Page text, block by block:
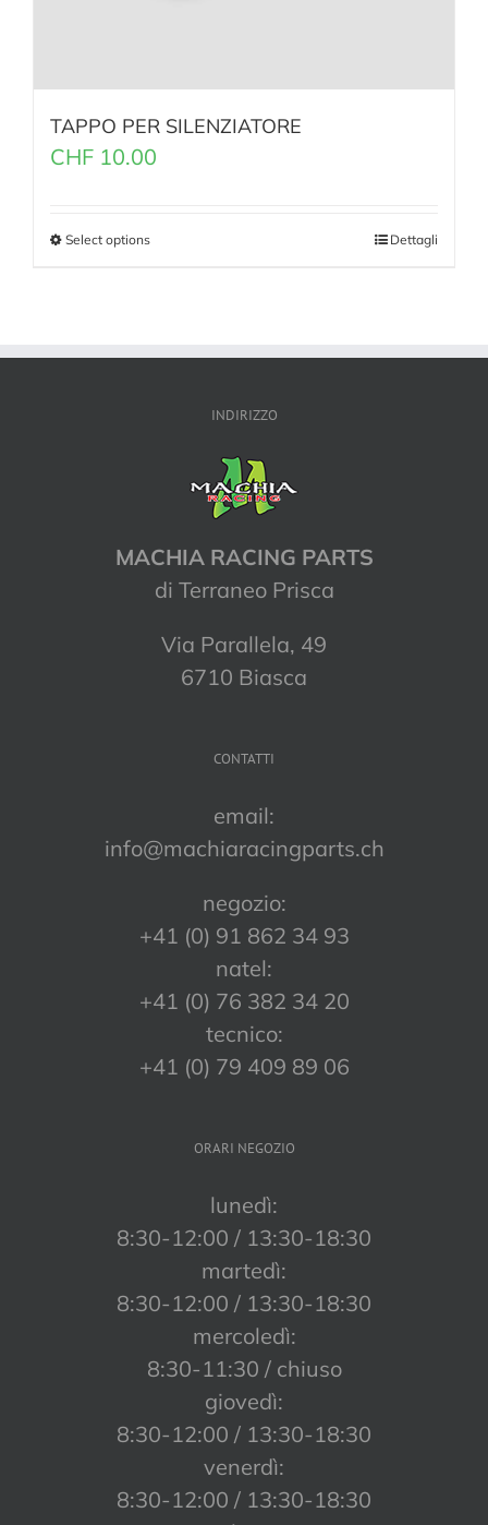
TAPPO PER SILENZIATORE
CHF 10.00
Select options Dettagli
INDIRIZZO
MACHIA RACING PARTS
di Terraneo Prisca
Via Parallela, 49
6710 Biasca
CONTATTI
email:
info@machiaracingparts.ch
negozio:
+41 (0) 91 862 34 93
natel:
+41 (0) 76 382 34 20
tecnico:
+41 (0) 79 409 89 06
ORARI NEGOZIO
lunedì:
8:30-12:00 / 13:30-18:30
martedì:
8:30-12:00 / 13:30-18:30
mercoledì:
8:30-11:30 / chiuso
giovedì:
8:30-12:00 / 13:30-18:30
venerdì:
8:30-12:00 / 13:30-18:30